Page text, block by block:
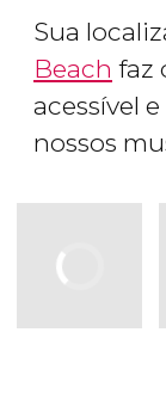
Sua
Beach faz
acessível
nossos